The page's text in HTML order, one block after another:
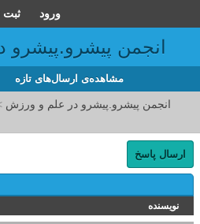
ورود ثبت
انجمن
مشاهده‌ی ارسال‌های تازه‌
انجمن پیشرو.پیشرو در علم و ورزش
ارسال پاسخ
نویسنده